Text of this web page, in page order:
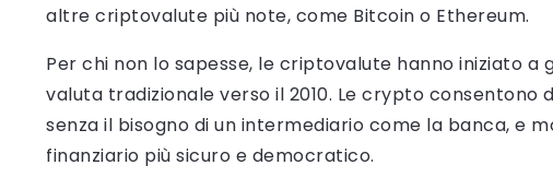
altre criptovalute più note, come Bitcoin o Ethereum.
Per chi non lo sapesse, le criptovalute hanno iniziato
valuta tradizionale verso il 2010. Le crypto
senza il bisogno di un intermediario come la banca, e
finanziario più sicuro e democratico.